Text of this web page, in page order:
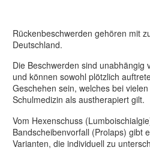
Rückenbeschwerden gehören mit
Deutschland.
Die Beschwerden sind unabhängig
und können sowohl plötzlich
Geschehen sein, welches bei
Schulmedizin als austherapiert gilt.
Vom Hexenschuss
Bandscheibenvorfall (Prolaps) gibt
Varianten, die individuell zu